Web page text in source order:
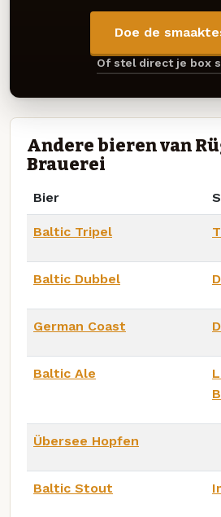
Doe de
Of stel direct je box
Andere bieren van
Brauerei
Bier
Baltic Tripel
Baltic Dubbel
German Coast
Baltic Ale
Übersee Hopfen
Baltic Stout